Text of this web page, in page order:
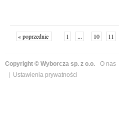
« poprzednie 1 ... 10 11
Copyright © Wyborcza sp. z o.o. O nas
Ustawienia prywatności